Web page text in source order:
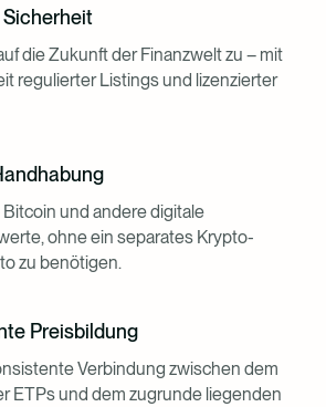
die Zukunft der Finanzwelt zu – mit
regulierter Listings und lizenzierter
Bitcoin und andere digitale
ohne ein separates Krypto-
zu benötigen.
Preisbildung
Verbindung zwischen dem
ETPs und dem zugrunde liegenden